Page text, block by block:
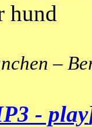
hund
–
- play